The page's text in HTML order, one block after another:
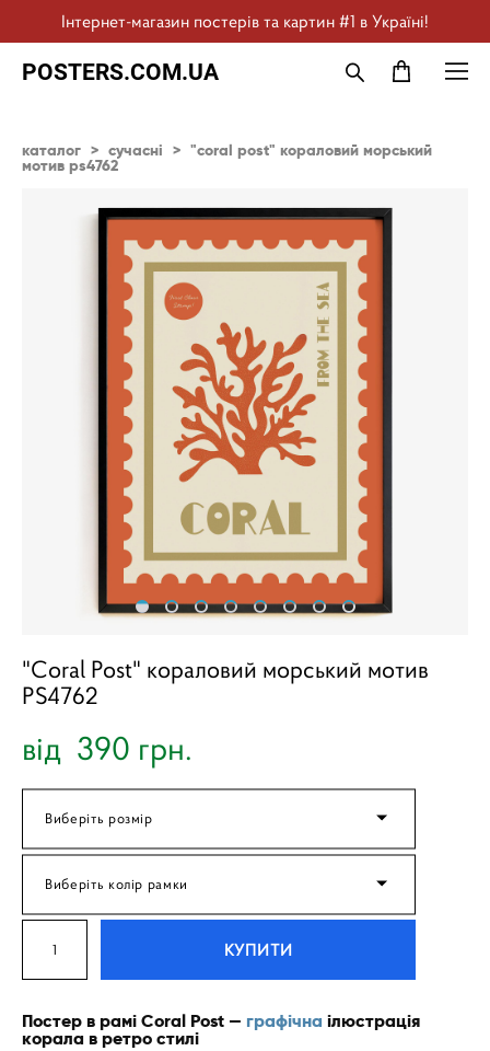
Інтернет-магазин постерів та картин #1 в Україні!
POSTERS.COM.UA
каталог > сучасні > "coral post" кораловий морський
мотив ps4762
"Coral Post" кораловий морський мотив
PS4762
від 390 грн.
Виберіть розмір
Виберіть колір рамки
КУПИТИ
Постер в рамі Coral Post — графічна ілюстрація
корала в ретро стилі